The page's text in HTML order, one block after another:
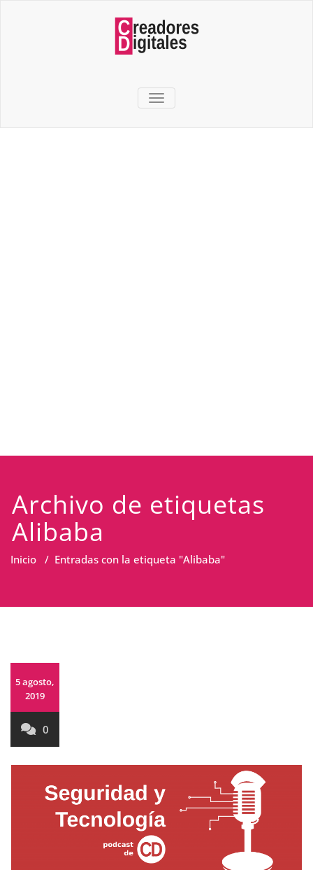
TOGGLE NAVIGATION
Archivo de etiquetas
Alibaba
Inicio / Entradas con la etiqueta "Alibaba"
5 agosto,
2019
0